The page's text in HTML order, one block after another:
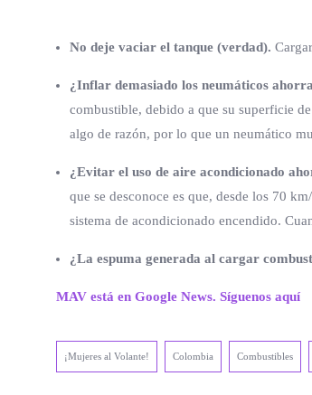
No deje vaciar el tanque (verdad).
¿Inflar demasiado los neumáticos
combustible, debido a que su superficie
algo de razón, por lo que un neumático
¿Evitar el uso de aire acondicionado
que se desconoce es que, desde los 70
sistema de acondicionado encendido.
¿La espuma generada al cargar
MAV está en Google News. Síguenos aquí
¡Mujeres al Volante! Colombia Combustibles